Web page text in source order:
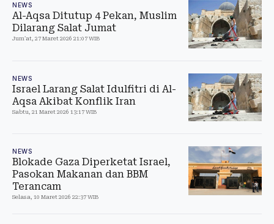
NEWS
Al-Aqsa Ditutup 4 Pekan, Muslim
Dilarang Salat Jumat
Jum'at, 27 Maret 2026 21:07 WIB
NEWS
Israel Larang Salat Idulfitri di Al-
Aqsa Akibat Konflik Iran
Sabtu, 21 Maret 2026 13:17 WIB
NEWS
Blokade Gaza Diperketat Israel,
Pasokan Makanan dan BBM
Terancam
Selasa, 10 Maret 2026 22:37 WIB